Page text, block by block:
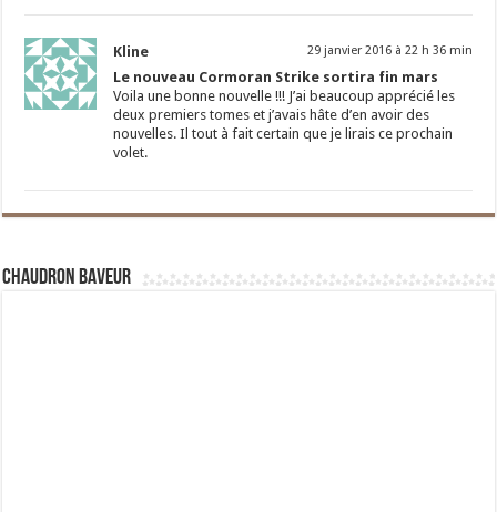
Kline 29 janvier 2016 à 22 h 36 min
Le nouveau Cormoran Strike sortira fin mars
Voila une bonne nouvelle !!! J’ai beaucoup apprécié les
deux premiers tomes et j’avais hâte d’en avoir des
nouvelles. Il tout à fait certain que je lirais ce prochain
volet.
Chaudron Baveur